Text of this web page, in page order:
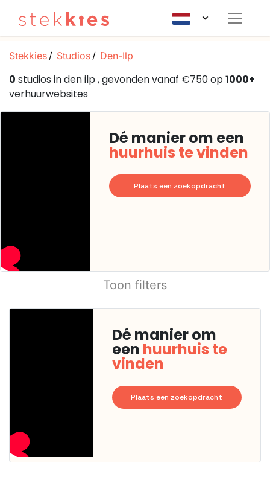
Stekkies Studios Den-Ilp
0 studios in den ilp , gevonden vanaf €750 op1000+
verhuurwebsites
Dé manier om een
huurhuis te vinden
Plaats een zoekopdracht
Toon filters
Dé manier om
een huurhuis te
vinden
Plaats een zoekopdracht